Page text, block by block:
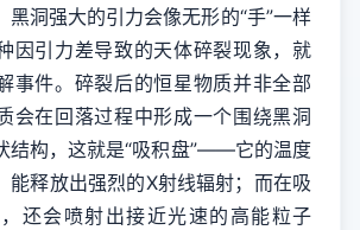
黑洞强大的引力会像无形的“手”一样
因引力差导致的天体碎裂现象，就
事件。碎裂后的恒星物质并非全部
会在回落过程中形成一个围绕黑洞
结构，这就是“吸积盘”——它的温度
能释放出强烈的X射线辐射；而在吸
还会喷射出接近光速的高能粒子